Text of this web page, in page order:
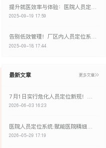
提升就医效率与体验：医院人员定位解决方案
2025-09-19 17:59
告别低效管理！厂区内人员定位系统如何实现降本增效的双赢？
2025-09-18 17:44
最新文章 更多文章
7月1日实行危化人员定位新规！维构科技定位系统助力企业降本增效
2026-06-03 16:23
医院人员定位系统:赋能医院精细化、智能化、数字化转型
2026-05-29 17:19